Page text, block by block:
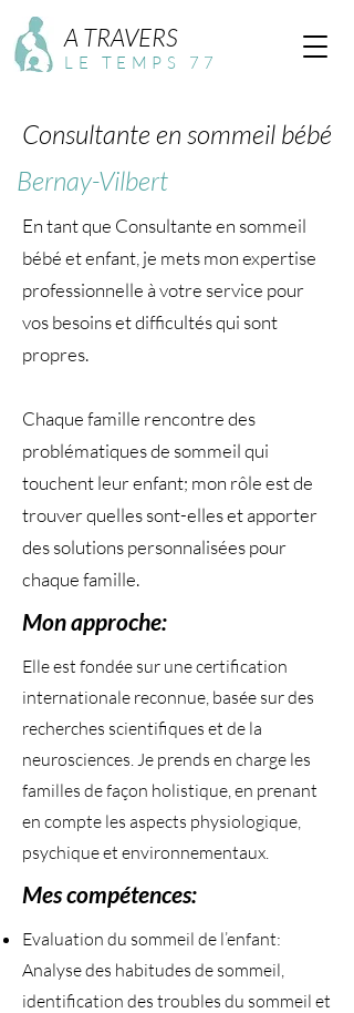
LE TEMPS 77
A TRAVERS
Consultante en sommeil bébé
Bernay-Vilbert
En tant que Consultante en sommeil
bébé et enfant, je mets mon expertise
professionnelle à votre service pour
vos besoins et difficultés qui sont
propres.
Chaque famille rencontre des
problématiques de sommeil qui
touchent leur enfant; mon rôle est de
trouver quelles sont-elles et apporter
des solutions personnalisées pour
chaque famille.
Mon approche:
Elle est fondée sur une certification
internationale reconnue, basée sur des
recherches scientifiques et de la
neurosciences. Je prends en charge les
familles de façon holistique, en prenant
en compte les aspects physiologique,
psychique et environnementaux.
Mes compétences:
Evaluation du sommeil de l’enfant:
Analyse des habitudes de sommeil,
identification des troubles du sommeil et